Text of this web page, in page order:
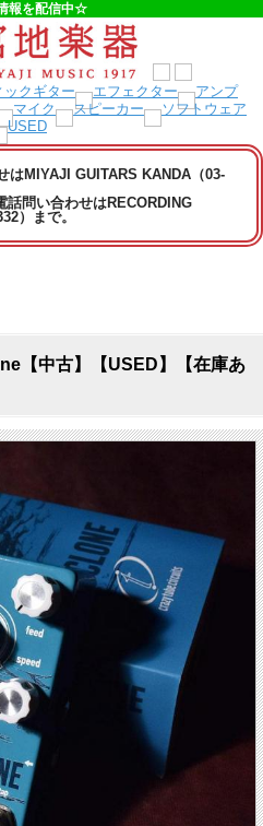
報を配信中☆
はMIYAJI GUITARS KANDA（03-
話問い合わせはRECORDING
）まで。
【中古】【USED】【在庫あ